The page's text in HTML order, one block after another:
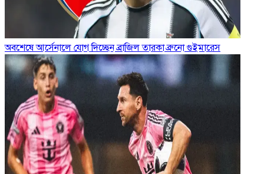
অবশেষে আর্সেনালে যোগ দিচ্ছেন ব্রাজিল তারকা ব্রুনো গুইমারেস